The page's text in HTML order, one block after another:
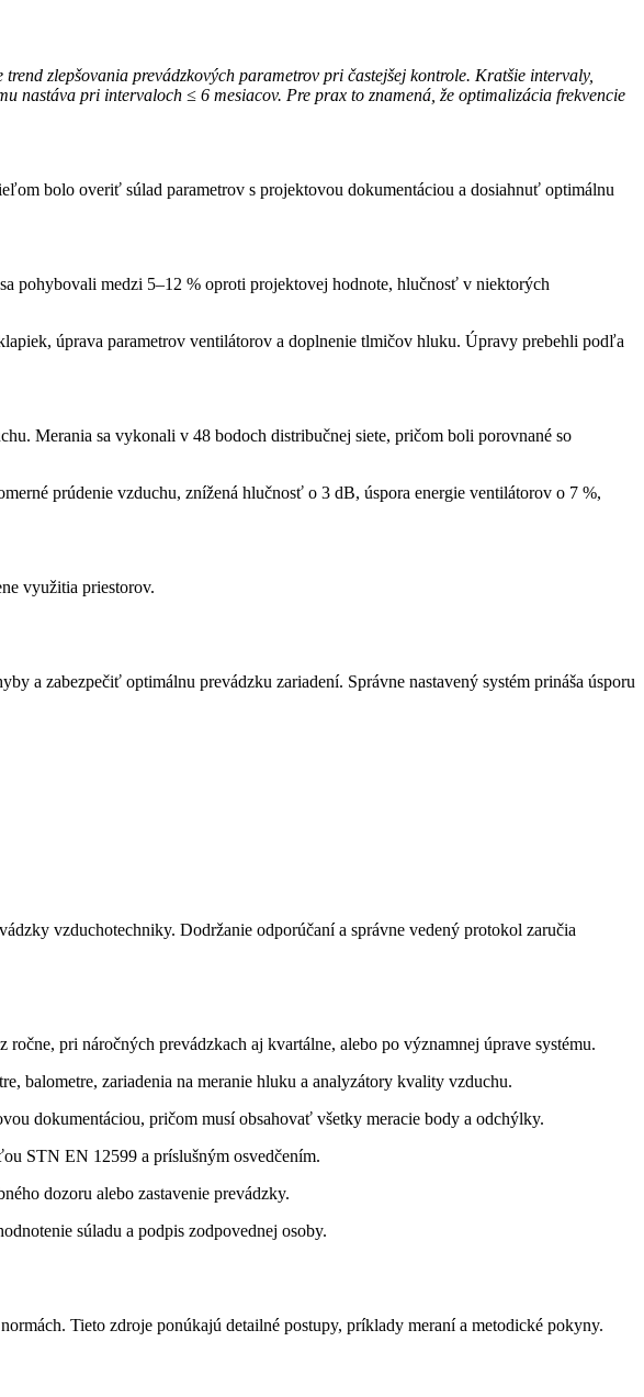
zlepšovania prevádzkových parametrov pri častejšej kontrole. Kratšie intervaly,
nastáva pri intervaloch ≤ 6 mesiacov. Pre prax to znamená, že optimalizácia frekvencie
bolo overiť súlad parametrov s projektovou dokumentáciou a dosiahnuť optimálnu
pohybovali medzi 5–12 % oproti projektovej hodnote, hlučnosť v niektorých
úprava parametrov ventilátorov a doplnenie tlmičov hluku. Úpravy prebehli podľa
Merania sa vykonali v 48 bodoch distribučnej siete, pričom boli porovnané so
prúdenie vzduchu, znížená hlučnosť o 3 dB, úspora energie ventilátorov o 7 %,
využitia priestorov.
a zabezpečiť optimálnu prevádzku zariadení. Správne nastavený systém prináša úsporu
vzduchotechniky. Dodržanie odporúčaní a správne vedený protokol zaručia
ročne, pri náročných prevádzkach aj kvartálne, alebo po významnej úprave systému.
balometre, zariadenia na meranie hluku a analyzátory kvality vzduchu.
dokumentáciou, pričom musí obsahovať všetky meracie body a odchýlky.
STN EN 12599 a príslušným osvedčením.
dozoru alebo zastavenie prevádzky.
súladu a podpis zodpovednej osoby.
Tieto zdroje ponúkajú detailné postupy, príklady meraní a metodické pokyny.